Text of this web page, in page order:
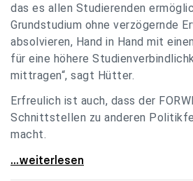
das es allen Studierenden
Grundstudium ohne verzögernde
absolvieren, Hand in Hand mit
für eine höhere
mittragen“, sagt Hütter.
Erfreulich ist auch, dass der
Schnittstellen zu anderen
macht.
uniko zu FORWIT-Analyse:
...weiterlesen